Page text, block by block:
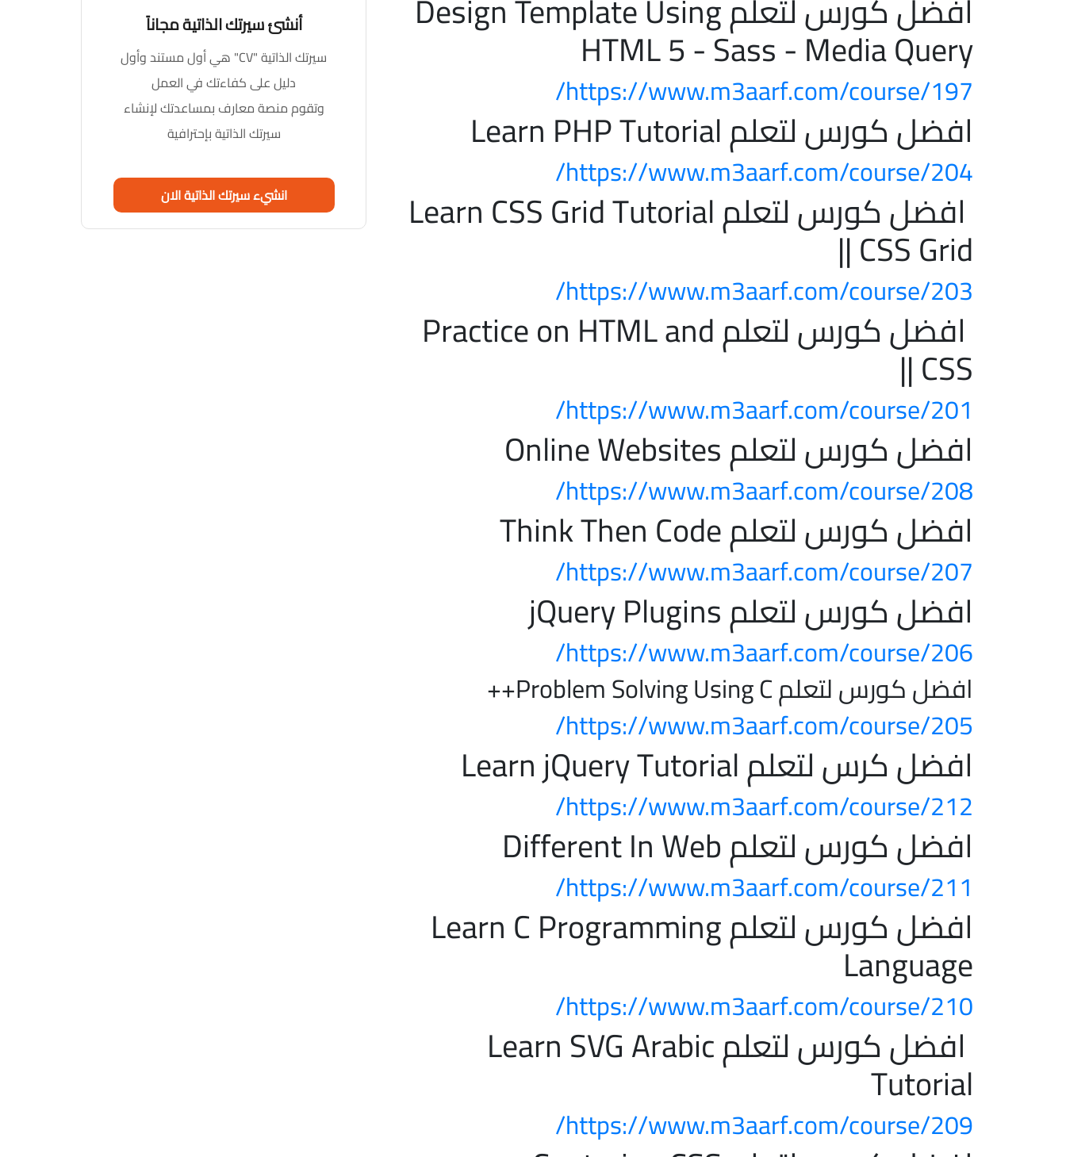
HTML 5 - Sass - Media Query
https://www.m3aarf.com/course/197/
افضل كورس لتعلم Learn PHP Tutorial
https://www.m3aarf.com/course/204/
افضل كورس لتعلم Learn CSS Grid Tutorial
|| CSS Grid
https://www.m3aarf.com/course/203/
افضل كورس لتعلم Practice on HTML and
CSS ||
https://www.m3aarf.com/course/201/
افضل كورس لتعلم Online Websites
https://www.m3aarf.com/course/208/
افضل كورس لتعلم Think Then Code
https://www.m3aarf.com/course/207/
افضل كورس لتعلم jQuery Plugins
https://www.m3aarf.com/course/206/
افضل كورس لتعلم Problem Solving Using C++
https://www.m3aarf.com/course/205/
افضل كرس لتعلم Learn jQuery Tutorial
https://www.m3aarf.com/course/212/
افضل كورس لتعلم Different In Web
https://www.m3aarf.com/course/211/
افضل كورس لتعلم Learn C Programming
Language
https://www.m3aarf.com/course/210/
افضل كورس لتعلم Learn SVG Arabic
Tutorial
https://www.m3aarf.com/course/209/
أنشئ سيرتك الذاتية مجاناً
سيرتك الذاتية "CV" هي أول مستند وأول
دليل على كفاءتك في العمل
وتقوم منصة معارف بمساعدتك لإنشاء
سيرتك الذاتية بإحترافية
انشيء سيرتك الذاتية الان